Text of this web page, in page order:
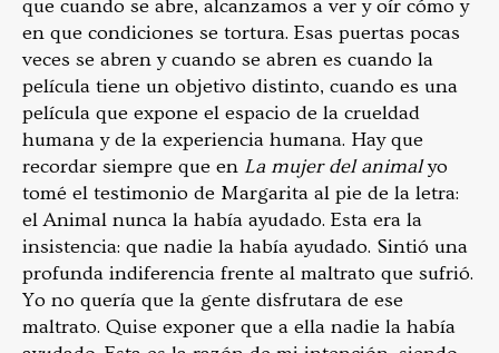
que cuando se abre, alcanzamos a ver y oír cómo y
en que condiciones se tortura. Esas puertas pocas
veces se abren y cuando se abren es cuando la
película tiene un objetivo distinto, cuando es una
película que expone el espacio de la crueldad
humana y de la experiencia humana. Hay que
recordar siempre que en La mujer del animalyo
tomé el testimonio de Margarita al pie de la letra:
el Animal nunca la había ayudado. Esta era la
insistencia: que nadie la había ayudado. Sintió una
profunda indiferencia frente al maltrato que sufrió.
Yo no quería que la gente disfrutara de ese
maltrato. Quise exponer que a ella nadie la había